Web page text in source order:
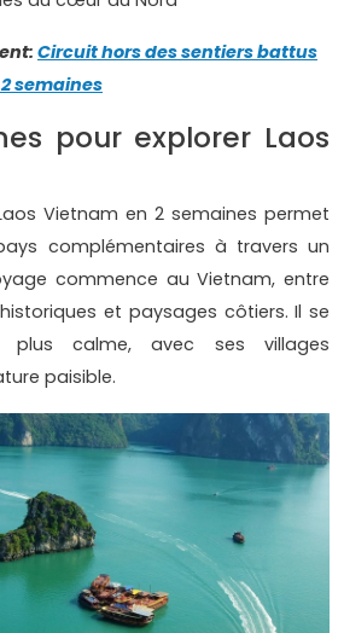
Circuit hors des sentiers battus
semaines
pour explorer Laos
Vietnam en 2 semaines permet
complémentaires à travers un
commence au Vietnam, entre
et paysages côtiers. Il se
plus calme, avec ses villages
paisible.